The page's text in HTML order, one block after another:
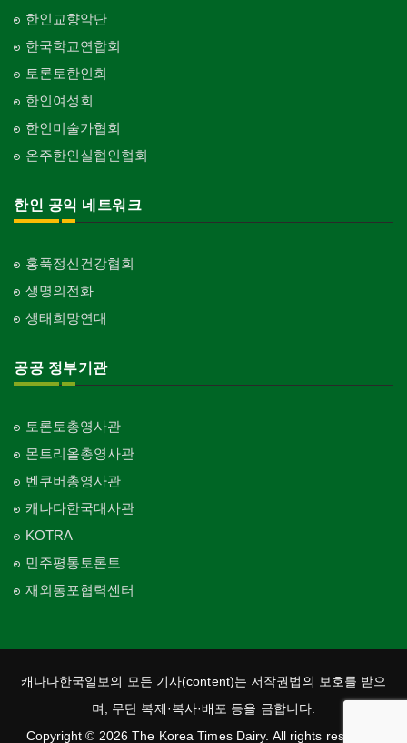
한인교향악단
한국학교연합회
토론토한인회
한인여성회
한인미술가협회
온주한인실협인협회
한인 공익 네트워크
홍푹정신건강협회
생명의전화
생태희망연대
공공 정부기관
토론토총영사관
몬트리올총영사관
벤쿠버총영사관
캐나다한국대사관
KOTRA
민주평통토론토
재외통포협력센터
캐나다한국일보의 모든 기사(content)는 저작권법의 보호를 받으
며, 무단 복제·복사·배포 등을 금합니다.
Copyright © 2026 The Korea Times Dairy. All rights reserved.